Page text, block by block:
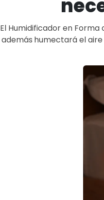
El Humidificador en
además humectará el